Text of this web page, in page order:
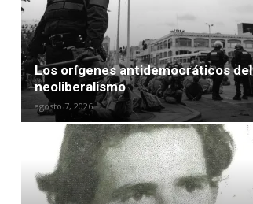
Los orígenes antidemocráticos del
neoliberalismo
agosto 7, 2026